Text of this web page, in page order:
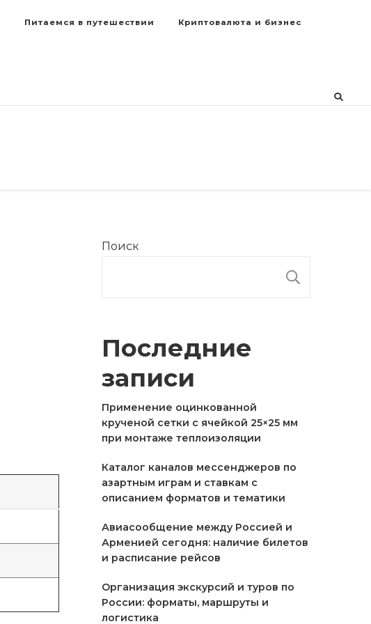
Питаемся в путешествии Криптовалюта и бизнес
Поиск
Последние
записи
Применение оцинкованной
крученой сетки с ячейкой 25×25 мм
при монтаже теплоизоляции
Каталог каналов мессенджеров по
азартным играм и ставкам с
описанием форматов и тематики
Авиасообщение между Россией и
Арменией сегодня: наличие билетов
и расписание рейсов
Организация экскурсий и туров по
России: форматы, маршруты и
логистика